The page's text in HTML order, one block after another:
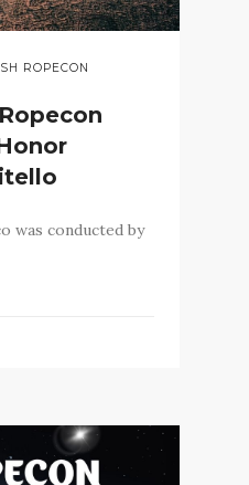
ROPECON
was conducted by